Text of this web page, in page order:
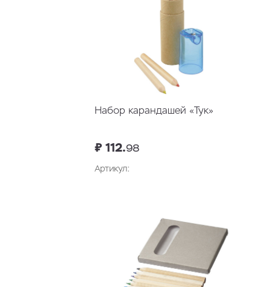
Набор карандашей «Тук»
₽ 112.98
Артикул: